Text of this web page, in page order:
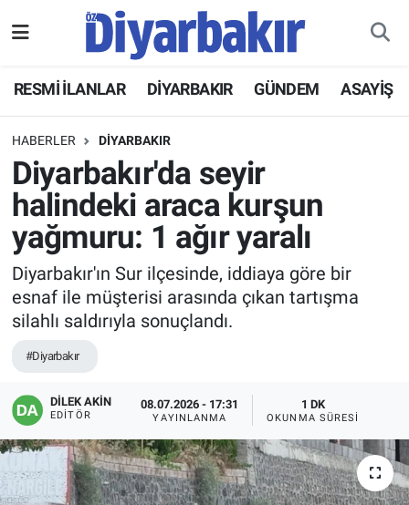
RESMİ İLANLAR DİYARBAKIR GÜNDEM ASAYİŞ
HABERLER DİYARBAKIR
Diyarbakır'da seyir
halindeki araca kurşun
yağmuru: 1 ağır yaralı
Diyarbakır'ın Sur ilçesinde, iddiaya göre bir
esnaf ile müşterisi arasında çıkan tartışma
silahlı saldırıyla sonuçlandı.
#Diyarbakır
DİLEK AKİN
EDITÖR
08.07.2026 - 17:31
YAYINLANMA
1 DK
OKUNMA SÜRESI
ASAYİŞ
DİYARBAKIR
EKONOMİ
GÜNDEM
BÖLGE
DÜNYA
KÜLTÜR SANAT
EĞİTİM
ÖZEL HABER
Hava Durumu
Namaz Vakitleri
Trafik Durumu
Süper Lig Puan Durumu ve Fikstür
Tüm Manşetler
Son Dakika Haberleri
Haber Arşivi